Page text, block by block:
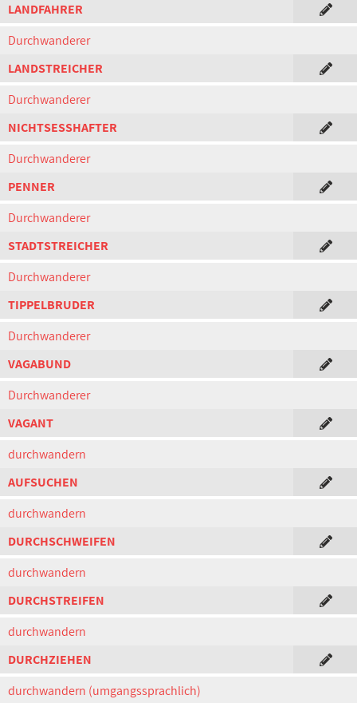
LANDFAHRER
Durchwanderer
LANDSTREICHER
Durchwanderer
NICHTSESSHAFTER
Durchwanderer
PENNER
Durchwanderer
STADTSTREICHER
Durchwanderer
TIPPELBRUDER
Durchwanderer
VAGABUND
Durchwanderer
VAGANT
durchwandern
AUFSUCHEN
durchwandern
DURCHSCHWEIFEN
durchwandern
DURCHSTREIFEN
durchwandern
DURCHZIEHEN
durchwandern (umgangssprachlich)